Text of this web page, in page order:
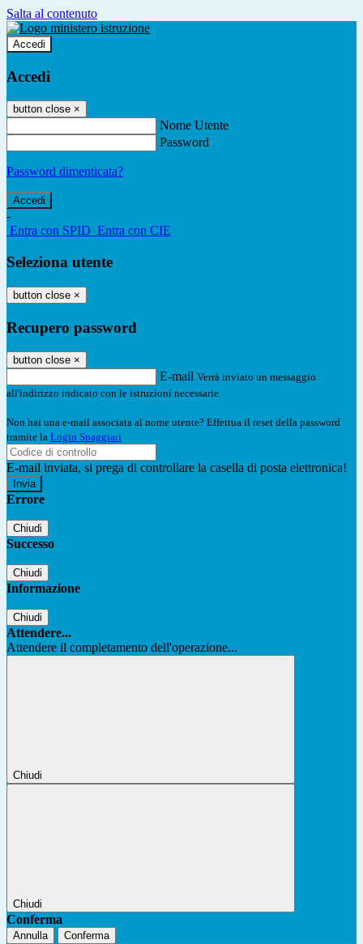
Salta al contenuto
Accedi
Accedi
button close ×
Nome Utente
Password
Password dimenticata?
-
Entra con SPID Entra con CIE
Seleziona utente
button close ×
Recupero password
button close ×
E-mail Verrà inviato un messaggio
all'indirizzo indicato con le istruzioni necessarie.
Non hai una e-mail associata al nome utente? Effettua il reset della password
tramite la Login Spaggiari
E-mail inviata, si prega di controllare la casella di posta elettronica!
Errore
Chiudi
Successo
Chiudi
Informazione
Chiudi
Attendere...
Attendere il completamento dell'operazione...
Chiudi
Chiudi
Conferma
Annulla Conferma